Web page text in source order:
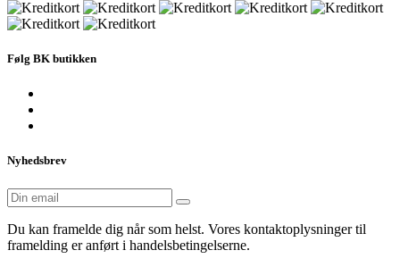
Følg BK butikken
Nyhedsbrev
Du kan framelde dig når som helst. Vores kontaktoplysninger til
framelding er anført i handelsbetingelserne.